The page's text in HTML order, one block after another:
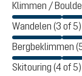
Klimmen /
Wandelen (3 of 5)
Bergbeklimmen
Skitouring (4 of 5)